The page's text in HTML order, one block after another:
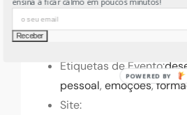
Custo:19€
Etiquetas de Evento:
pessoal, emoções,
Site: